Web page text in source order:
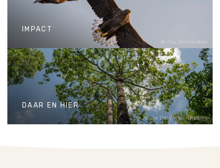
Ola Jennersten
IMPACT
IMPACT
Andre Dib / WWF-Brazilië
DAAR EN HIER